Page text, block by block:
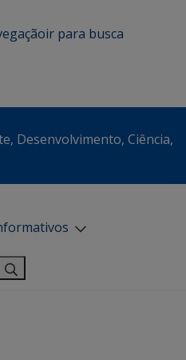
ir para busca
Desenvolvimento, Ciência,